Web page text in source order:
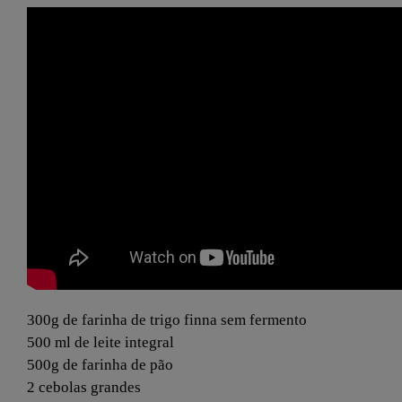
300g de farinha de trigo finna sem fermento
500 ml de leite integral
500g de farinha de pão
2 cebolas grandes